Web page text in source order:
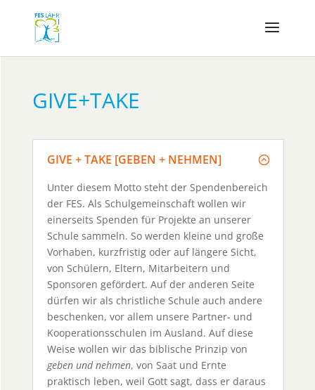
GIVE+TAKE
GIVE + TAKE [GEBEN + NEHMEN]
Unter diesem Motto steht der Spendenbereich
der FES. Als Schulgemeinschaft wollen wir
einerseits Spenden für Projekte an unserer
Schule sammeln. So werden kleine und große
Vorhaben, kurzfristig oder auf längere Sicht,
von Schülern, Eltern, Mitarbeitern und
Sponsoren gefördert. Auf der anderen Seite
dürfen wir als christliche Schule auch andere
beschenken, vor allem unsere Partner- und
Kooperationsschulen im Ausland. Auf diese
Weise wollen wir das biblische Prinzip von
geben und nehmen, von Saat und Ernte
praktisch leben, weil Gott sagt, dass er daraus